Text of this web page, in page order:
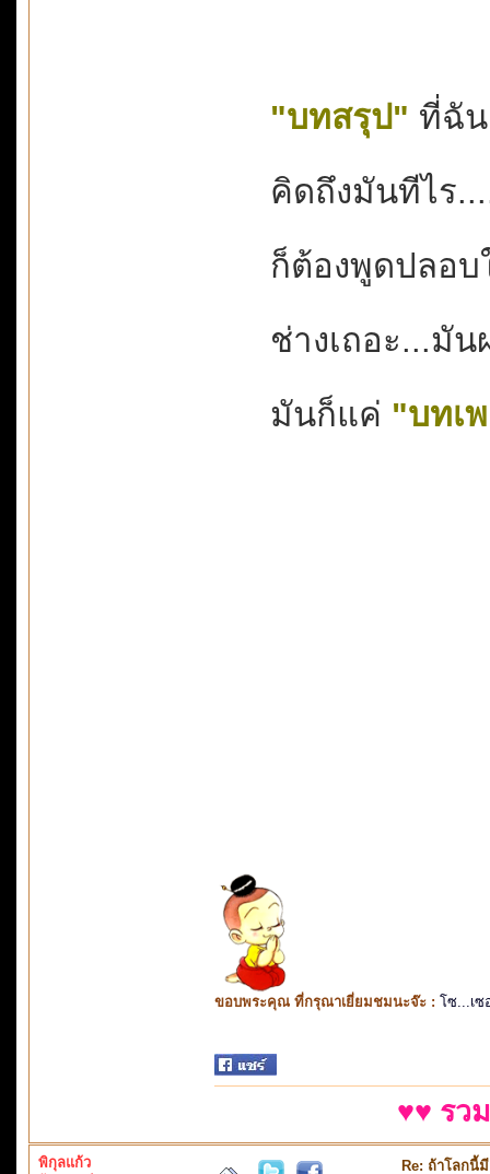
"บทสรุป" ที่ฉั
คิดถึงมันทีไร
ก็ต้องพูดปลอบ
ช่างเถอะ...มัน
มันก็แค่ "บทเ
ขอบพระคุณ ที่กรุณาเยี่ยมชมนะจ๊ะ : โซ...เซ
♥♥ รว
พิกุลแก้ว Re: ถ้าโลกนี้